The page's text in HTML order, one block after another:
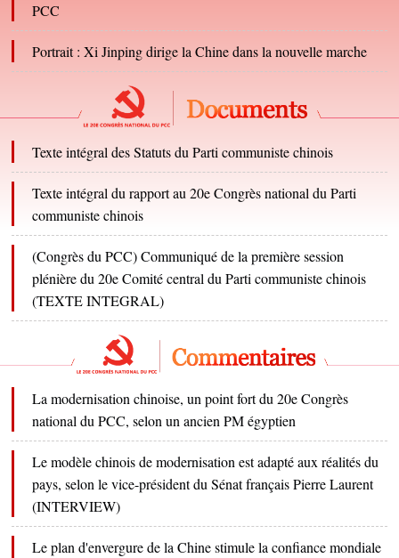
PCC
Portrait : Xi Jinping dirige la Chine dans la nouvelle marche
Texte intégral des Statuts du Parti communiste chinois
Texte intégral du rapport au 20e Congrès national du Parti
communiste chinois
(Congrès du PCC) Communiqué de la première session
plénière du 20e Comité central du Parti communiste chinois
(TEXTE INTEGRAL)
La modernisation chinoise, un point fort du 20e Congrès
national du PCC, selon un ancien PM égyptien
Le modèle chinois de modernisation est adapté aux réalités du
pays, selon le vice-président du Sénat français Pierre Laurent
(INTERVIEW)
Le plan d'envergure de la Chine stimule la confiance mondiale